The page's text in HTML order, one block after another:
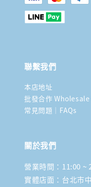
聯繫我們
本店地址
批發合作
常見問題｜FAQs
關於我們
營業時間：11:00 ~
實體店面：台北市